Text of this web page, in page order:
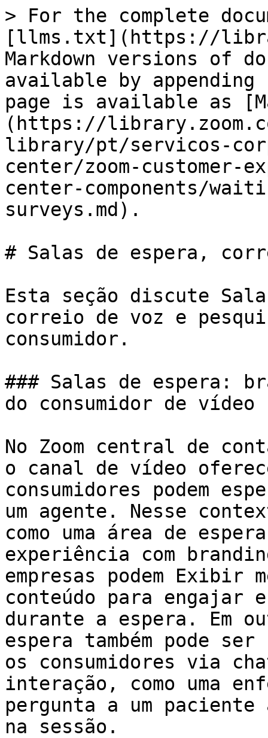
> For the complete
[llms.txt](https://
Markdown versions of
available by
page is available as
(https://
library/pt/servicos-
center/zoom-customer-
center-components/
surveys.md).
# Salas de espera,
Esta seção discute
correio de voz e
consumidor.
### Salas de espera:
do consumidor de vídeo
No Zoom central de
o canal de vídeo
consumidores podem
um agente. Nesse
como uma área de
experiência com
empresas podem Exibir
conteúdo para engajar
durante a espera. Em
espera também pode
os consumidores via
interação, como uma
pergunta a um
na sessão.